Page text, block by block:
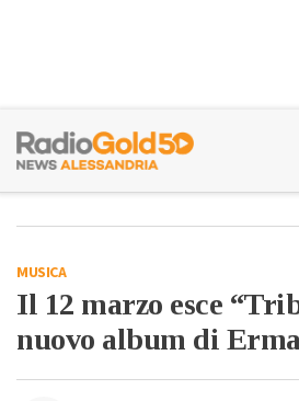
MUSICA
Il 12 marzo esce
nuovo album di